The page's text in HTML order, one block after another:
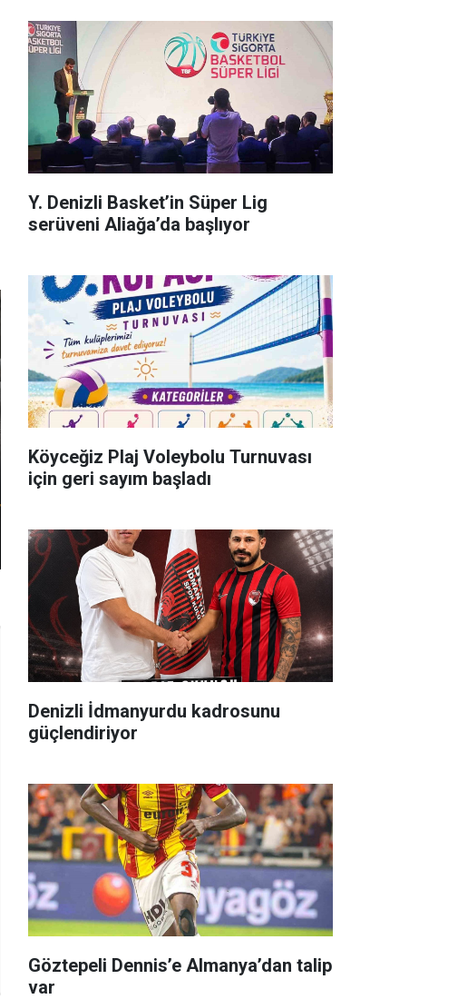
Y. Denizli Basket’in Süper Lig
serüveni Aliağa’da başlıyor
Köyceğiz Plaj Voleybolu Turnuvası
için geri sayım başladı
Denizli İdmanyurdu kadrosunu
güçlendiriyor
Göztepeli Dennis’e Almanya’dan talip
var